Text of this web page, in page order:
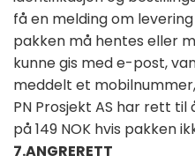
få en melding om
pakken må hentes eller
kunne gis med e-post,
meddelt et
PN Prosjekt AS har rett
på 149 NOK hvis pakken
7.ANGRERETT